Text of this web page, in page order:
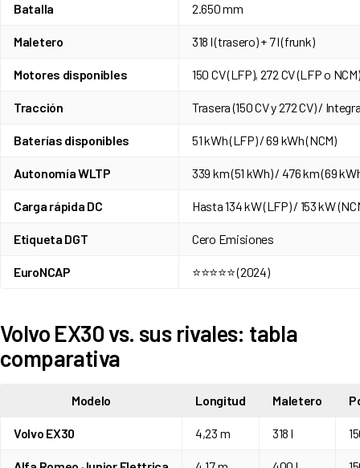
Batalla 2.650 mm
Maletero 318 l (trasero) + 7 l (frunk)
Motores disponibles 150 CV (LFP), 272 CV (LFP o
Tracción Trasera (150 CV y 272 CV) /
Baterías disponibles 51 kWh (LFP) / 69 kWh (NCM)
Autonomía WLTP 339 km (51 kWh) / 476 km (69
Carga rápida DC Hasta 134 kW (LFP) / 153 kW
Etiqueta DGT Cero Emisiones
EuroNCAP ⭐⭐⭐⭐⭐ (2024)
Volvo EX30 vs. sus rivales: tabla
comparativa
Modelo Longitud Maletero
Volvo EX30 4,23 m 318 l